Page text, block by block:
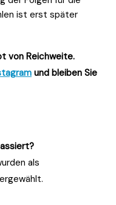
ist erst später
von Reichweite.
und bleiben Sie
als